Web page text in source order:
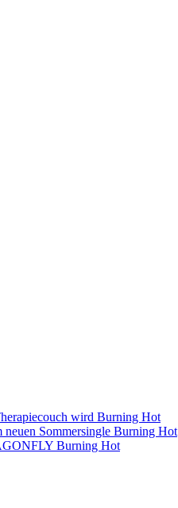
wird Burning Hot
Sommersingle Burning Hot
Burning Hot